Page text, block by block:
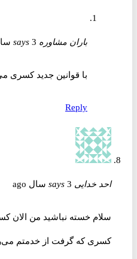
باران مشاوره says 3 سال ago
با قوانین جدید کسری می
Reply
احد خدایی says 3 سال ago
سلام خسته نباشید من الان
کسری که گرفت از خدمتم می‌ره